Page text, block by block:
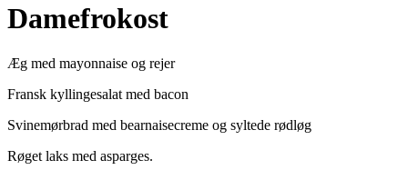
Damefrokost
Æg med mayonnaise og rejer
Fransk kyllingesalat med bacon
Svinemørbrad med bearnaisecreme og syltede rødløg
Røget laks med asparges.